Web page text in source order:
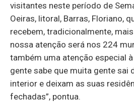
visitantes neste período de
Oeiras, litoral, Barras, Floriano,
recebem, tradicionalmente,
nossa atenção será nos 224
também uma atenção especial
gente sabe que muita gente sai
interior e deixam as suas
fechadas”, pontua.